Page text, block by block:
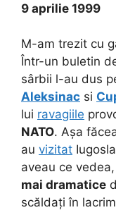
9 aprilie 1999
M-am trezit cu
Într-un buletin
sârbii l-au dus
Aleksinac si
lui ravagiile
NATO. Așa
au vizitat
aveau ce
mai dramatice
scăldați în